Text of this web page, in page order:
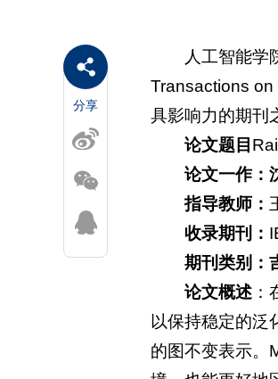
分享
人工智能学
Transactions
具影响力的期刊
论文题目
论文一作：
指导教师：
收录期刊：
期刊类别 ：
论文概述：
以保持稳定的泛
的图不变表示。